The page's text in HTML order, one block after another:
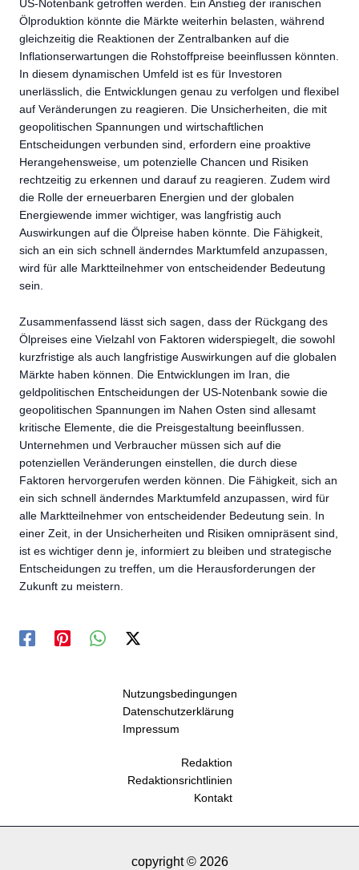
US-Notenbank getroffen werden. Ein Anstieg der iranischen
Ölproduktion könnte die Märkte weiterhin belasten, während
gleichzeitig die Reaktionen der Zentralbanken auf die
Inflationserwartungen die Rohstoffpreise beeinflussen könnten.
In diesem dynamischen Umfeld ist es für Investoren
unerlässlich, die Entwicklungen genau zu verfolgen und flexibel
auf Veränderungen zu reagieren. Die Unsicherheiten, die mit
geopolitischen Spannungen und wirtschaftlichen
Entscheidungen verbunden sind, erfordern eine proaktive
Herangehensweise, um potenzielle Chancen und Risiken
rechtzeitig zu erkennen und darauf zu reagieren. Zudem wird
die Rolle der erneuerbaren Energien und der globalen
Energiewende immer wichtiger, was langfristig auch
Auswirkungen auf die Ölpreise haben könnte. Die Fähigkeit,
sich an ein sich schnell änderndes Marktumfeld anzupassen,
wird für alle Marktteilnehmer von entscheidender Bedeutung
sein.
Zusammenfassend lässt sich sagen, dass der Rückgang des
Ölpreises eine Vielzahl von Faktoren widerspiegelt, die sowohl
kurzfristige als auch langfristige Auswirkungen auf die globalen
Märkte haben können. Die Entwicklungen im Iran, die
geldpolitischen Entscheidungen der US-Notenbank sowie die
geopolitischen Spannungen im Nahen Osten sind allesamt
kritische Elemente, die die Preisgestaltung beeinflussen.
Unternehmen und Verbraucher müssen sich auf die
potenziellen Veränderungen einstellen, die durch diese
Faktoren hervorgerufen werden können. Die Fähigkeit, sich an
ein sich schnell änderndes Marktumfeld anzupassen, wird für
alle Marktteilnehmer von entscheidender Bedeutung sein. In
einer Zeit, in der Unsicherheiten und Risiken omnipräsent sind,
ist es wichtiger denn je, informiert zu bleiben und strategische
Entscheidungen zu treffen, um die Herausforderungen der
Zukunft zu meistern.
Nutzungsbedingungen
Datenschutzerklärung
Impressum
Redaktion
Redaktionsrichtlinien
Kontakt
copyright © 2026